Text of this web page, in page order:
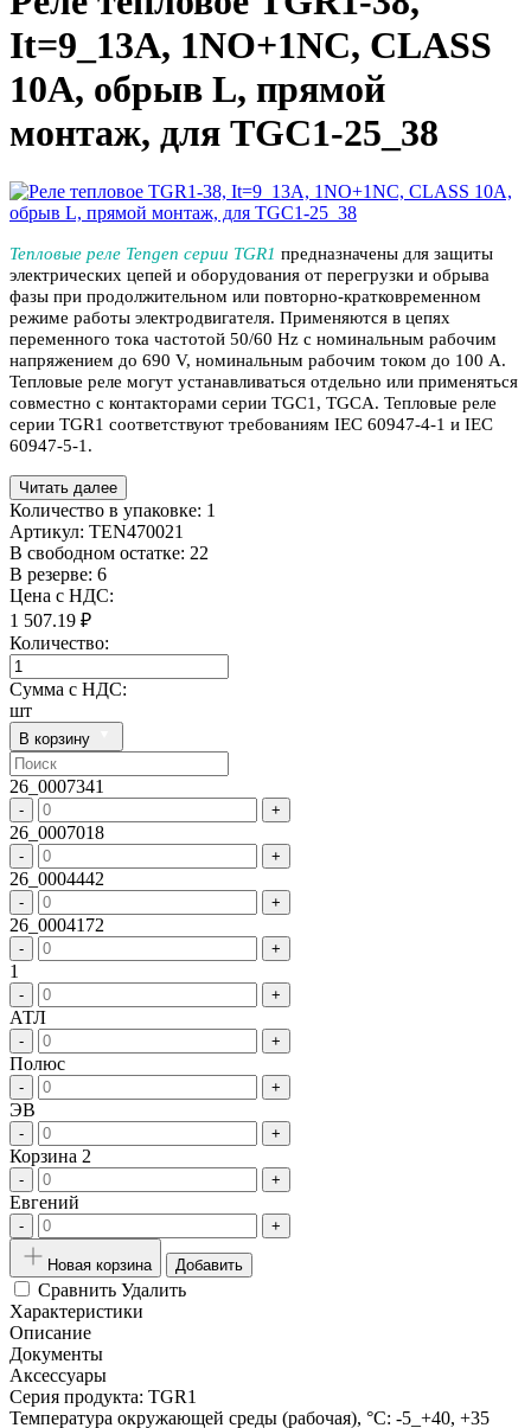
It=9_13A, 1NO+1NC, CLASS
10A, обрыв L, прямой
монтаж, для TGС1-25_38
Тепловые реле Tengen серии TGR1 предназначены для защиты
электрических цепей и оборудования от перегрузки и обрыва
фазы при продолжительном или повторно-кратковременном
режиме работы электродвигателя. Применяются в цепях
переменного тока частотой 50/60 Hz с номинальным рабочим
напряжением до 690 V, номинальным рабочим током до 100 А.
Тепловые реле могут устанавливаться отдельно или применяться
совместно с контакторами серии TGC1, TGCA. Тепловые реле
серии TGR1 соответствуют требованиям IEC 60947-4-1 и IEC
60947-5-1.
Читать далее
Количество в упаковке: 1
Артикул: TEN470021
В свободном остатке: 22
В резерве: 6
Цена с НДС:
1 507.19 ₽
Количество:
Сумма с НДС:
шт
В корзину
26_0007341
- +
26_0007018
- +
26_0004442
- +
26_0004172
- +
1
- +
АТЛ
- +
Полюс
- +
ЭВ
- +
Корзина 2
- +
Евгений
- +
Новая корзина Добавить
Сравнить Удалить
Характеристики
Описание
Документы
Аксессуары
Серия продукта: TGR1
Температура окружающей среды (рабочая), °С: -5_+40, +35